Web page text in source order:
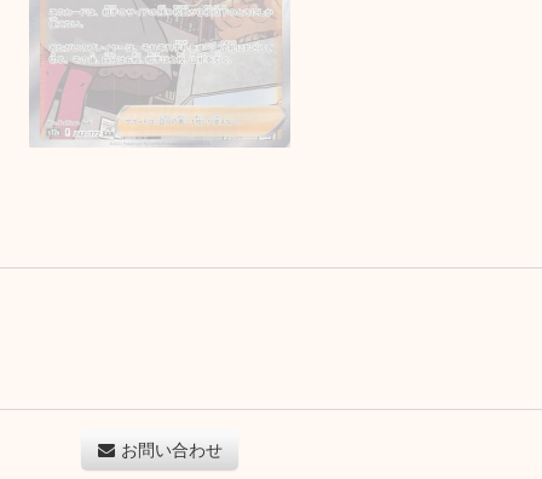
お問い合わせ